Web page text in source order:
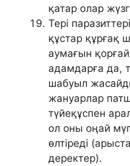
қатар олар
Тері
құстар құрғақ
аумағын
адамдарға да,
шабуыл
жануарлар
түйеқұспен
ол оны оңай
өлтіреді
деректер).